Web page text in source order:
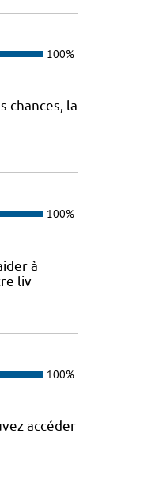
100%
chances, la
100%
à
liv
100%
accéder